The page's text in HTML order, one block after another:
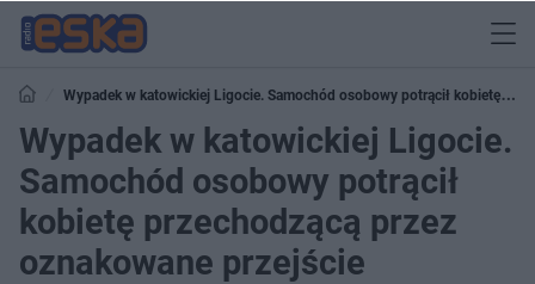
Wypadek w katowickiej Ligocie. Samochód osobowy potrącił kobietę
przechodzącą przez oznakowane przejście
Wypadek w katowickiej Ligocie.
Samochód osobowy potrącił
kobietę przechodzącą przez
oznakowane przejście